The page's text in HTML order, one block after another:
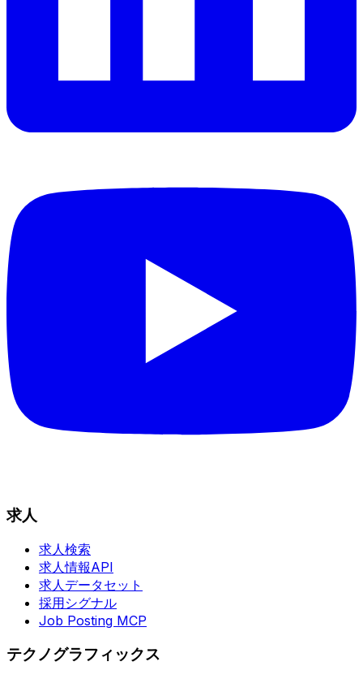
求人
求人検索
求人情報API
求人データセット
採用シグナル
Job Posting MCP
テクノグラフィックス